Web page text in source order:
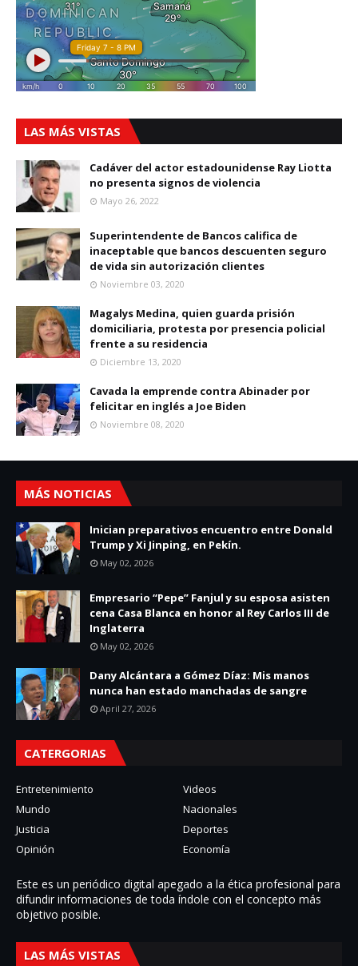
LAS MÁS VISTAS
Cadáver del actor estadounidense Ray Liotta
no presenta signos de violencia
Mayo 26, 2022
Superintendente de Bancos califica de
inaceptable que bancos descuenten seguro
de vida sin autorización clientes
Noviembre 03, 2020
Magalys Medina, quien guarda prisión
domiciliaria, protesta por presencia policial
frente a su residencia
Diciembre 13, 2020
Cavada la emprende contra Abinader por
felicitar en inglés a Joe Biden
Noviembre 08, 2020
MÁS NOTICIAS
Inician preparativos encuentro entre Donald
Trump y Xi Jinping, en Pekín.
May 02, 2026
Empresario “Pepe” Fanjul y su esposa asisten
cena Casa Blanca en honor al Rey Carlos III de
Inglaterra
May 02, 2026
Dany Alcántara a Gómez Díaz: Mis manos
nunca han estado manchadas de sangre
April 27, 2026
CATERGORIAS
Entretenimiento
Videos
Mundo
Nacionales
Justicia
Deportes
Opinión
Economía
Este es un periódico digital apegado a la ética profesional para
difundir informaciones de toda í­ndole con el concepto más
objetivo posible.
LAS MÁS VISTAS